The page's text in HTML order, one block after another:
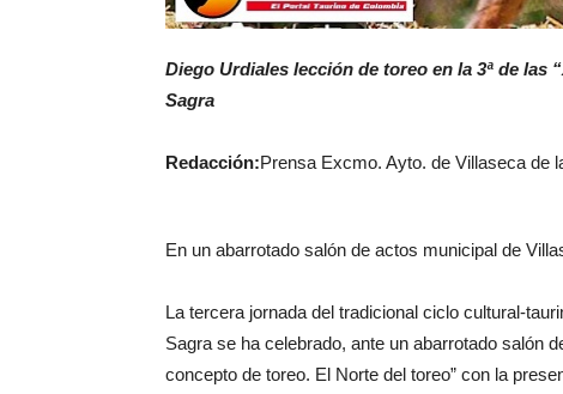
Diego Urdiales lección de toreo en la 3ª de las
Sagra
Redacción:Prensa Excmo. Ayto. de Villaseca de
En un abarrotado salón de actos municipal de
La tercera jornada del tradicional ciclo cultural-
Sagra se ha celebrado, ante un abarrotado salón
concepto de toreo. El Norte del toreo” con la